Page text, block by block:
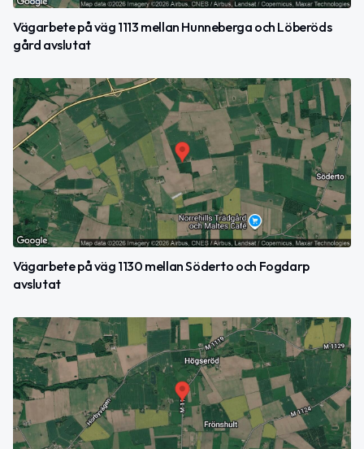
Vägarbete på väg 1113 mellan Hunneberga och Löberöds
gård avslutat
Vägarbete på väg 1130 mellan Söderto och Fogdarp
avslutat